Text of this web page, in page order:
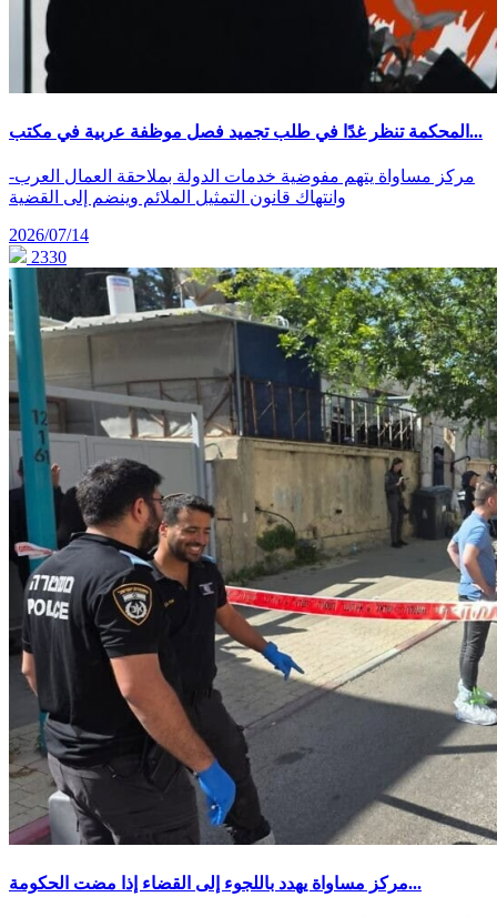
المحكمة تنظر غدًا في طلب تجميد فصل موظفة عربية في مكتب...
-مركز مساواة يتهم مفوضية خدمات الدولة بملاحقة العمال العرب
وانتهاك قانون التمثيل الملائم وينضم إلى القضية
2026/07/14
2330
مركز مساواة يهدد باللجوء إلى القضاء إذا مضت الحكومة...